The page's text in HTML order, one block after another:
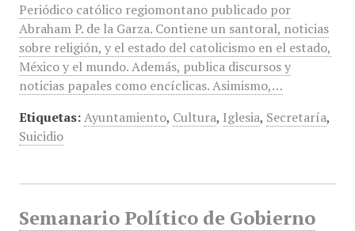
Periódico católico regiomontano publicado por
Abraham P. de la Garza. Contiene un santoral, noticias
sobre religión, y el estado del catolicismo en el estado,
México y el mundo. Además, publica discursos y
noticias papales como encíclicas. Asimismo,…
Etiquetas: Ayuntamiento, Cultura, Iglesia, Secretaría,
Suicidio
Semanario Político de Gobierno